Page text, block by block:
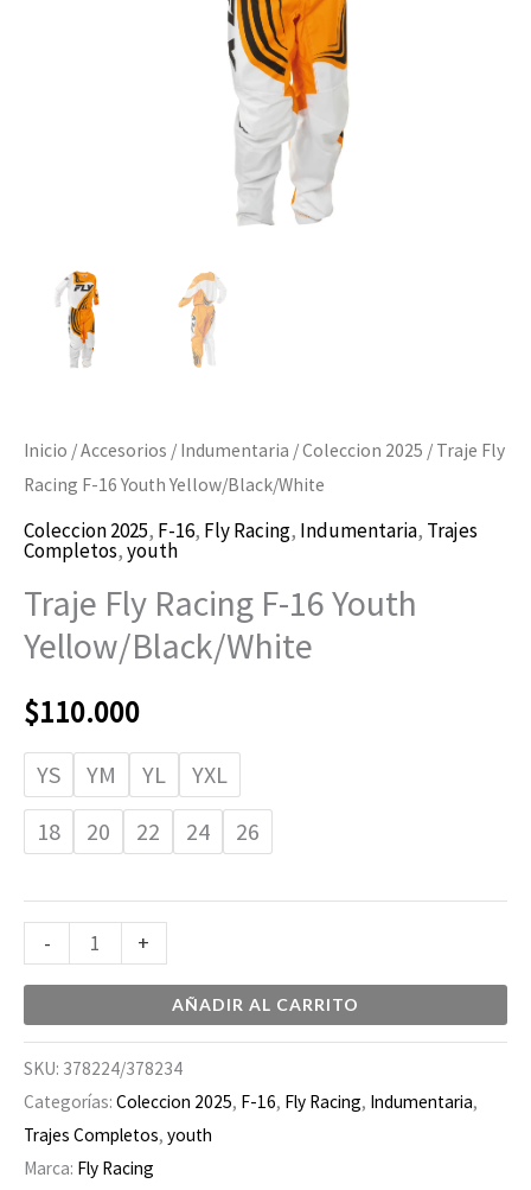
Inicio /Accesorios / Indumentaria /Coleccion 2025 / Traje Fly
Racing F-16 Youth Yellow/Black/White
Coleccion 2025, F-16, Fly Racing, Indumentaria, Trajes
Completos,youth
Traje Fly Racing F-16 Youth
Yellow/Black/White
$110.000
YS YM YL
YXL
18
20 22 24 26
- +
AÑADIR AL CARRITO
SKU: 378224/378234
Categorías: Coleccion 2025, F-16, Fly Racing, Indumentaria,
Trajes Completos, youth
Marca: Fly Racing